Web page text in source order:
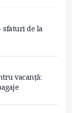
sfaturi de la
vacanță: